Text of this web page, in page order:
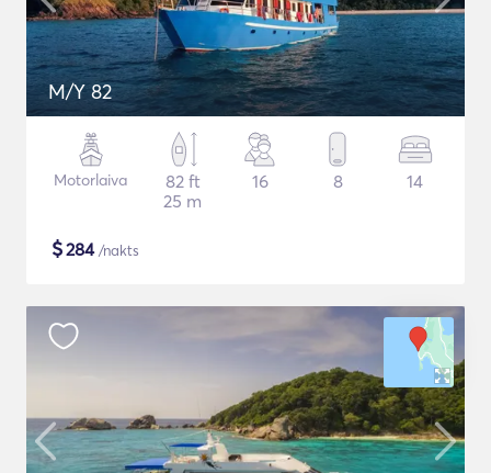
M/Y 82
Motorlaiva
82 ft
25 m
16 8 14
$284/nakts